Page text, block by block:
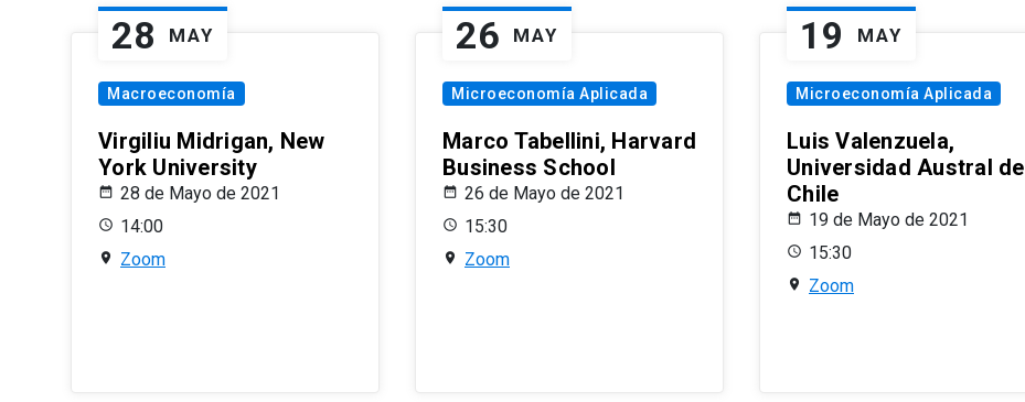
28 MAY
Macroeconomía
Virgiliu Midrigan, New
York University
28 de Mayo de 2021
14:00
Zoom
26 MAY
Microeconomía Aplicada
Marco Tabellini, Harvard
Business School
26 de Mayo de 2021
15:30
Zoom
19 MAY
Microeconomía Aplicada
Luis Valenzuela,
Universidad Austral de
Chile
19 de Mayo de 2021
15:30
Zoom